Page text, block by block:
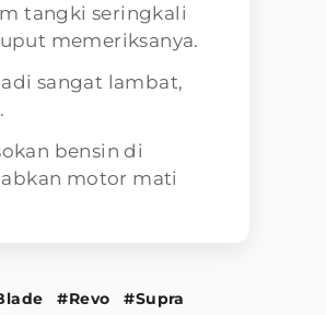
tangki seringkali
memeriksanya.
sangat lambat,
bensin di
motor mati
#Revo
#Supra